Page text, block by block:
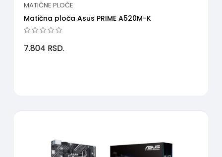
MATIČNE PLOČE
Matična ploča Asus PRIME A520M-K
7.804 RSD.